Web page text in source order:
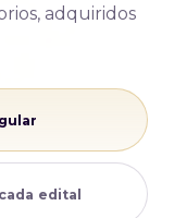
adquiridos
edital